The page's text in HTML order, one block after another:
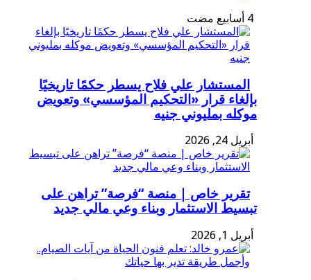
المستشار علي فلاح يسطر حكمًا تاريخيًا
بإلغاء قرار «التحكيم المؤسسي» وتعويض
موكله بمليوني جنيه
أبريل 24, 2026
تقرير خاص | منصة “فرصة” تراهن على
تبسيط الاستثمار وبناء وعي مالي جديد
أبريل 1, 2026